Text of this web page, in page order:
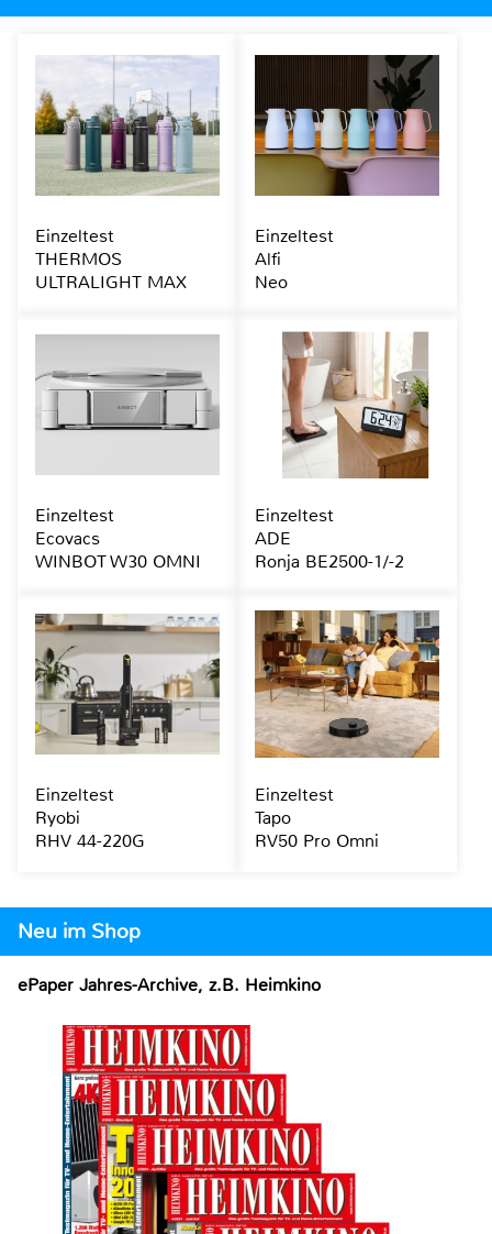
Neu im Shop
ePaper Jahres-Archive, z.B. Heimkino
Einzeltest
THERMOS
ULTRALIGHT MAX
Einzeltest
Alfi
Neo
Einzeltest
Ecovacs
WINBOT W30 OMNI
Einzeltest
ADE
Ronja BE2500-1/-2
Einzeltest
Ryobi
RHV 44-220G
Einzeltest
Tapo
RV50 Pro Omni